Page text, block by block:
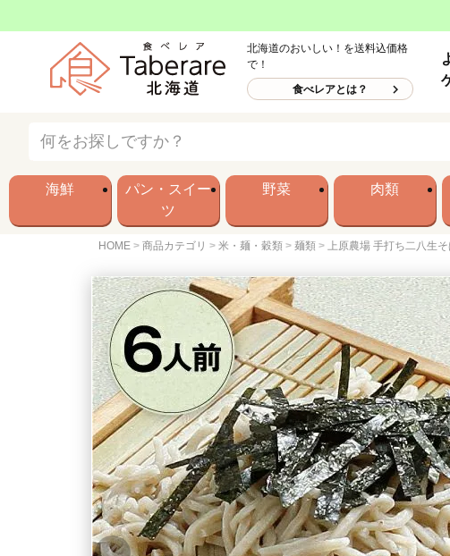
北海道のおいしい！を送料込価格
で！
食べレアとは？
海鮮
パン・スイー
ツ
野菜 肉類
HOME 商品カテゴリ 米・麺・穀類 麺類 上原農場 手打ち二八生